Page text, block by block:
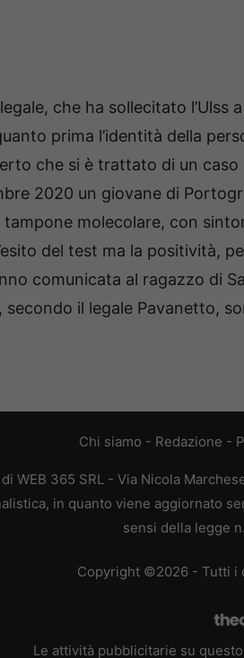
che ha sollecitato l’Ulss
prima l’identità della
che si è trattato di un caso
2020 un giovane di
molecolare, con
del test ma la positività,
comunicata al ragazzo di
il legale Pavanetto,
Chi siamo - Redazione -
WEB 365 SRL - Via Nicola
in quanto viene aggiornato
sensi della legge
Copyright ©2026 - Tutti i
Le attività pubblicitarie su